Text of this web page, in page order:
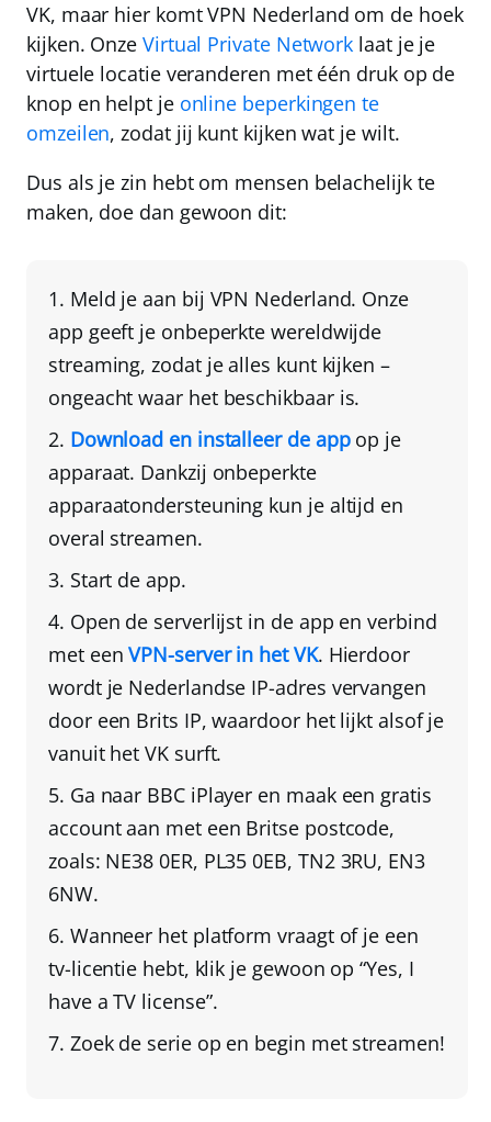
VK, maar hier komtVPN Nederland om de hoek
kijken. Onze Virtual Private Network laat je je
virtuele locatie veranderen met één druk op de
knop en helpt je online beperkingen te
omzeilen, zodat jij kunt kijken wat je wilt.
Dus als je zin hebt om mensen belachelijk te
maken, doe dan gewoon dit:
Meld je aan bij VPN Nederland. Onze
app geeft je onbeperkte wereldwijde
streaming, zodat je alles kunt kijken –
ongeacht waar het beschikbaar is.
Download en installeer de appop je
apparaat. Dankzij onbeperkte
apparaatondersteuning kun je altijd en
overal streamen.
Start de app.
Open de serverlijst in de app en verbind
met eenVPN-server in het VK. Hierdoor
wordt je Nederlandse IP-adres vervangen
door een Brits IP, waardoor het lijkt alsof je
vanuit het VK surft.
Ga naar BBC iPlayer en maak een gratis
account aan met een Britse postcode,
zoals: NE38 0ER, PL35 0EB, TN2 3RU, EN3
6NW.
Wanneer het platform vraagt of je een
tv-licentie hebt, klik je gewoon op “Yes, I
have a TV license”.
Zoek de serie op en begin met streamen!